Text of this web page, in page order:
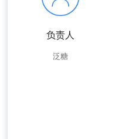
负责人
泛糖